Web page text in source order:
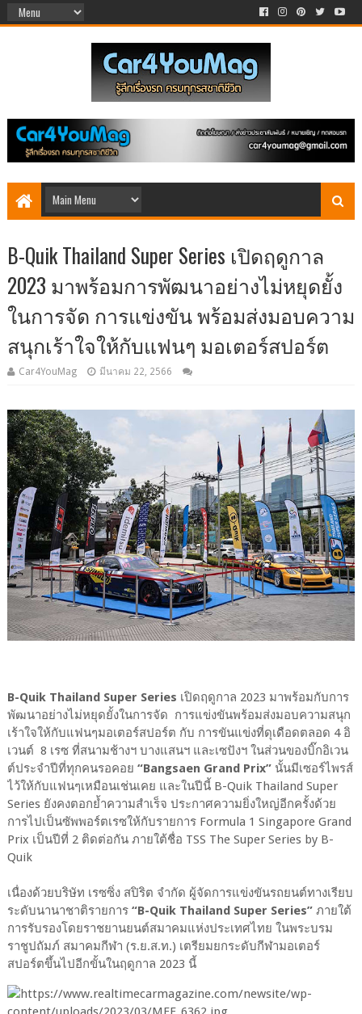
B-Quik Thailand Super Series เปิดฤดูกาล
2023 มาพร้อมการพัฒนาอย่างไม่หยุดยั้ง
ในการจัด การแข่งขัน พร้อมส่งมอบความ
สนุกเร้าใจให้กับแฟนๆ มอเตอร์สปอร์ต
Car4YouMag มีนาคม 22, 2566
B-Quik Thailand Super Series เปิดฤดูกาล 2023 มาพร้อมกับการ
พัฒนาอย่างไม่หยุดยั้งในการจัด การแข่งขันพร้อมส่งมอบความสนุก
เร้าใจให้กับแฟนๆมอเตอร์สปอร์ต กับ การขันแข่งที่ดุเดือดตลอด 4 อิ
เวนต์ 8 เรซ ที่สนามช้างฯ บางแสนฯ และเซปังฯ ในส่วนของบิ๊กอิเวน
ต์ประจำปีที่ทุกคนรอคอย “Bangsaen Grand Prix”นั้นมีเซอร์ไพรส์
ไว้ให้กับแฟนๆเหมือนเช่นเคย และในปีนี้ B-Quik Thailand Super
Series ยังคงตอกย้ำความสำเร็จ ประกาศความยิ่งใหญ่อีกครั้งด้วย
การไปเป็นซัพพอร์ตเรซให้กับรายการ Formula 1 Singapore Grand
Prix เป็นปีที่ 2 ติดต่อกัน ภายใต้ชื่อ TSS The Super Series by B-
Quik
เนื่องด้วยบริษัท เรซซิ่ง สปิริต จำกัด ผู้จัดการแข่งขันรถยนต์ทางเรียบ
ระดับนานาชาติรายการ “B-Quik Thailand Super Series”ภายใต้
การรับรองโดยราชยานยนต์สมาคมแห่งประเทศไทย ในพระบรม
ราชูปถัมภ์ สมาคมกีฬา (ร.ย.ส.ท.) เตรียมยกระดับกีฬามอเตอร์
สปอร์ตขึ้นไปอีกขั้นในฤดูกาล 2023 นี้